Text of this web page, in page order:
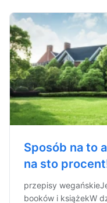
Sposób na to
na sto
przepisy
booków i książekW